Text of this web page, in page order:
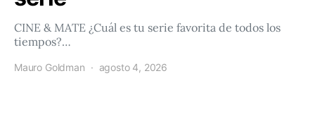
CINE & MATE ¿Cuál es tu serie favorita de todos los
tiempos?…
Mauro Goldman agosto 4, 2026